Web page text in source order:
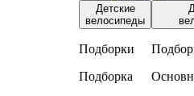
Детские
велосипеды
Подборки
Подборка